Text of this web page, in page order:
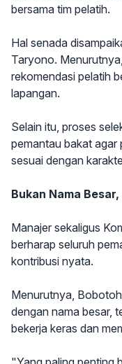
bersama tim pelatih.
Hal senada
Taryono.
rekomendasi pelatih
lapangan.
Selain itu, proses
pemantau bakat agar
sesuai dengan
Bukan Nama
Manajer sekaligus
berharap seluruh
kontribusi nyata.
Menurutnya,
dengan nama besar,
bekerja keras dan